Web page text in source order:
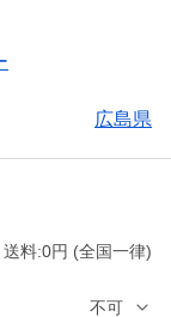
広島県
送料:0円 (全国一律)
不可